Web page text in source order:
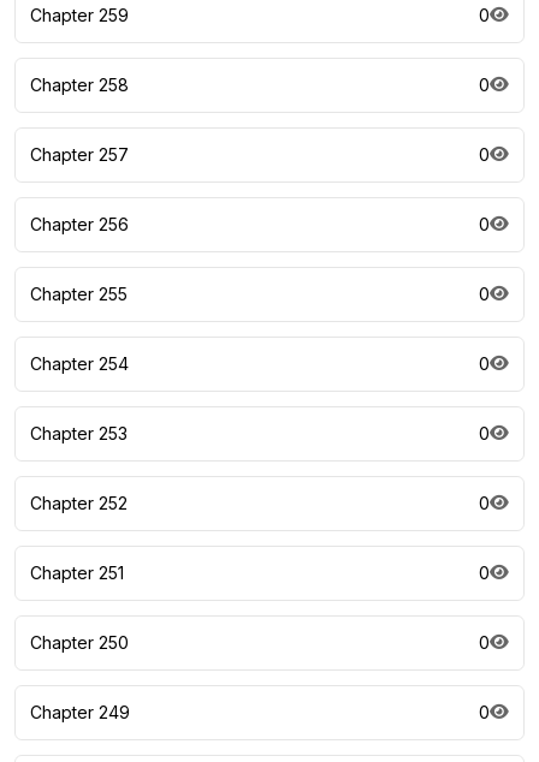
Chapter 259 0
Chapter 258 0
Chapter 257 0
Chapter 256 0
Chapter 255 0
Chapter 254 0
Chapter 253 0
Chapter 252 0
Chapter 251 0
Chapter 250 0
Chapter 249 0